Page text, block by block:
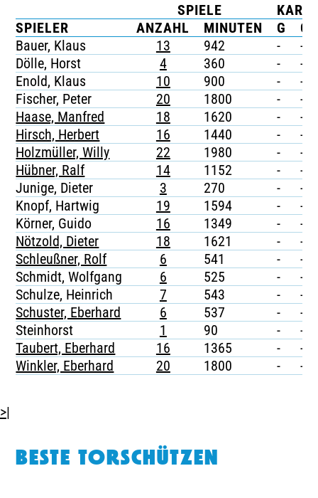
TICKETING
SPIELE
SPIELER
ANZAHL MINUTEN G
G/
Bauer, Klaus
13 942 -
-
Dölle, Horst
4 360 -
-
Enold, Klaus
10 900 -
-
Fischer, Peter
20 1800 -
-
Haase, Manfred
18 1620 -
-
Hirsch, Herbert
16 1440 -
-
Holzmüller, Willy
22 1980 -
-
Hübner, Ralf
14 1152 -
-
Junige, Dieter
3 270 -
-
Knopf, Hartwig
19 1594 -
-
Körner, Guido
16 1349 -
-
Nötzold, Dieter
18 1621 -
-
Schleußner, Rolf
6 541 -
-
Schmidt, Wolfgang
6 525 -
-
Schulze, Heinrich
7 543 -
-
Schuster, Eberhard
6 537 -
-
Steinhorst
1 90 -
-
Taubert, Eberhard
16 1365 -
-
Winkler, Eberhard
20 1800 - -
>|
BESTE TORSCHÜTZEN